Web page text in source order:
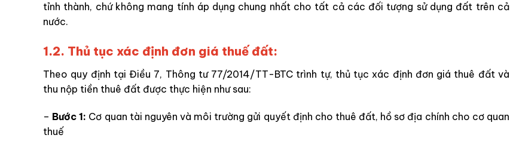
tỉnh thành, chứ không mang tính áp dụng chung nhất cho tất cả các đối tượng sử dụng đất trên cả
nước.
1.2. Thủ tục xác định đơn giá thuế đất:
Theo quy định tại Điều 7, Thông tư 77/2014/TT-BTC trình tự, thủ tục xác định đơn giá thuê đất và
thu nộp tiền thuê đất được thực hiện như sau:
– Bước 1: Cơ quan tài nguyên và môi trường gửi quyết định cho thuê đất, hồ sơ địa chính cho cơ quan
thuế